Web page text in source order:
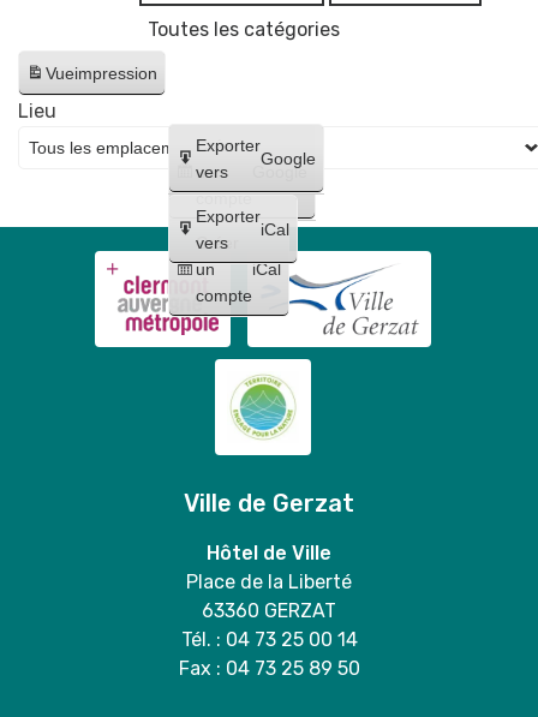
Toutes les catégories
Vueimpression
Créer
un
compte
Google
Créer
un
compte
iCal
Exporter
vers
Google
Exporter
vers
iCal
Lieu
Ville de Gerzat
Hôtel de Ville
Place de la Liberté
63360 GERZAT
Tél. : 04 73 25 00 14
Fax : 04 73 25 89 50